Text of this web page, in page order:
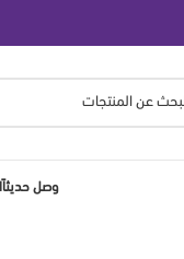
وصل حديثاً